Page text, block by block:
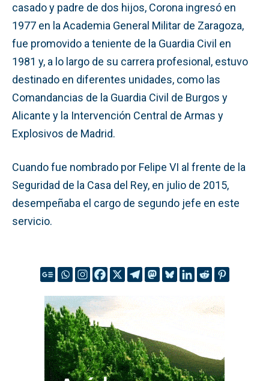
casado y padre de dos hijos, Corona ingresó en
1977 en la Academia General Militar de Zaragoza,
fue promovido a teniente de la Guardia Civil en
1981 y, a lo largo de su carrera profesional, estuvo
destinado en diferentes unidades, como las
Comandancias de la Guardia Civil de Burgos y
Alicante y la Intervención Central de Armas y
Explosivos de Madrid.
Cuando fue nombrado por Felipe VI al frente de la
Seguridad de la Casa del Rey, en julio de 2015,
desempeñaba el cargo de segundo jefe en este
servicio.